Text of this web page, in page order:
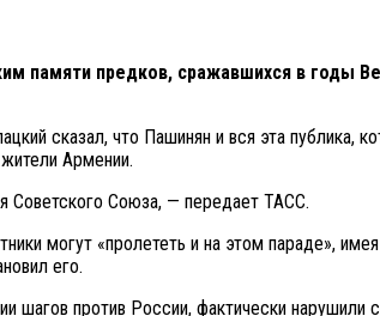
памяти предков, сражавшихся в годы
сказал, что Пашинян и вся эта публика,
Армении.
Советского Союза, — передает ТАСС.
могут «пролететь и на этом параде»,
его.
против России, фактически нарушили